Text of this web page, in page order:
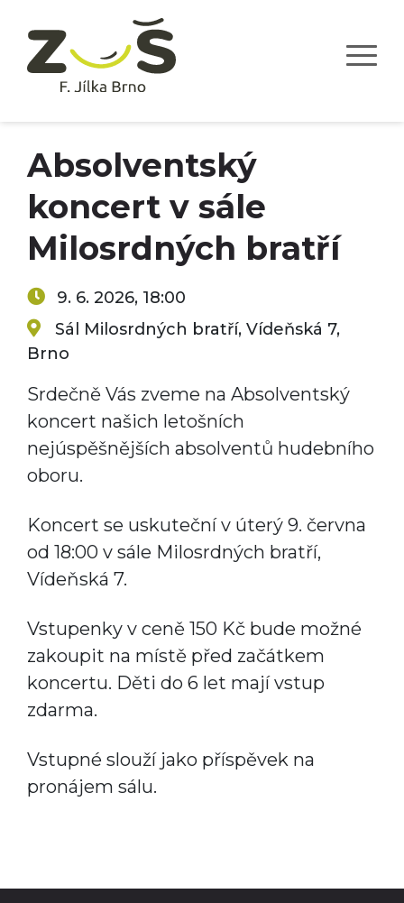
Absolventský
koncert v sále
Milosrdných bratří
9. 6. 2026, 18:00
Sál Milosrdných bratří, Vídeňská 7,
Brno
Srdečně Vás zveme na Absolventský
koncert našich letošních
nejúspěšnějších absolventů hudebního
oboru.
Koncert se uskuteční v úterý 9. června
od 18:00 v sále Milosrdných bratří,
Vídeňská 7.
Vstupenky v ceně 150 Kč bude možné
zakoupit na místě před začátkem
koncertu. Děti do 6 let mají vstup
zdarma.
Vstupné slouží jako příspěvek na
pronájem sálu.